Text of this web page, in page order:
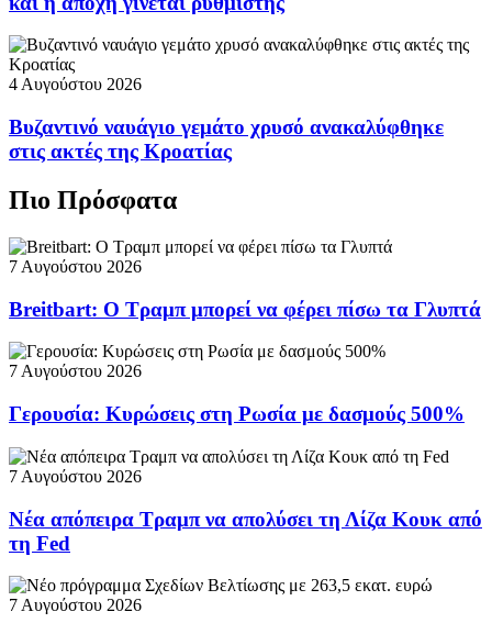
4 Αυγούστου 2026
Βυζαντινό ναυάγιο γεμάτο χρυσό ανακαλύφθηκε
στις ακτές της Κροατίας
Πιο Πρόσφατα
7 Αυγούστου 2026
Breitbart: Ο Τραμπ μπορεί να φέρει πίσω τα Γλυπτά
7 Αυγούστου 2026
Γερουσία: Κυρώσεις στη Ρωσία με δασμούς 500%
7 Αυγούστου 2026
Νέα απόπειρα Τραμπ να απολύσει τη Λίζα Κουκ από
τη Fed
7 Αυγούστου 2026